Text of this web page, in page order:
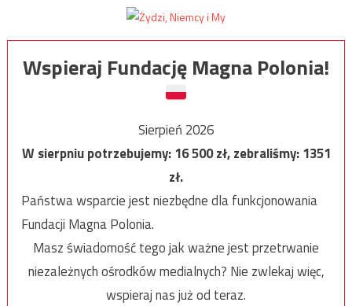
Wspieraj Fundację Magna Polonia!
Sierpień 2026
W sierpniu potrzebujemy:16 500zł, zebraliśmy:1351
zł.
Państwa wsparcie jest niezbędne dla funkcjonowania
Fundacji Magna Polonia.
Masz świadomość tego jak ważne jest przetrwanie
niezależnych ośrodków medialnych? Nie zwlekaj więc,
wspieraj nas już od teraz.